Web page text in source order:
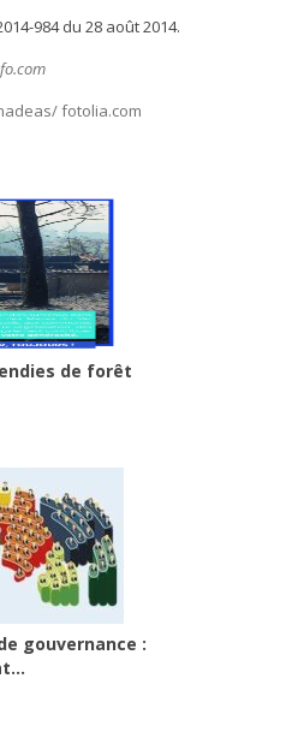
984 du 28 août 2014.
fotolia.com
de forêt
gouvernance :